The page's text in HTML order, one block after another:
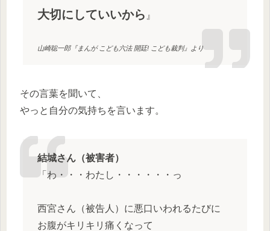
大切にしていいから 』
山崎聡一郎『まんが こども六法 開廷! こども裁判』より
その言葉を聞いて、
やっと自分の気持ちを言います。
結城さん（被害者）
「わ・・・わたし・・・・・・っ
西宮さん（被告人）に悪口いわれるたびに
お腹がキリキリ痛くなって